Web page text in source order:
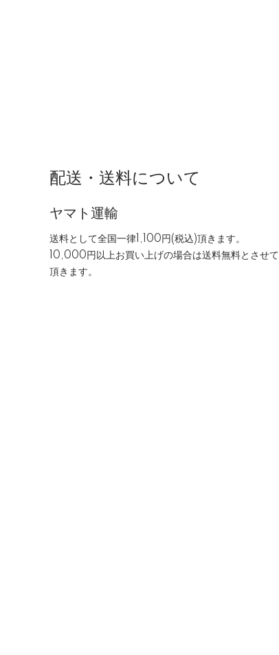
配送・送料について
ヤマト運輸
送料として全国一律1,100円(税込)頂きます。
10,000円以上お買い上げの場合は送料無料とさせて
頂きます。